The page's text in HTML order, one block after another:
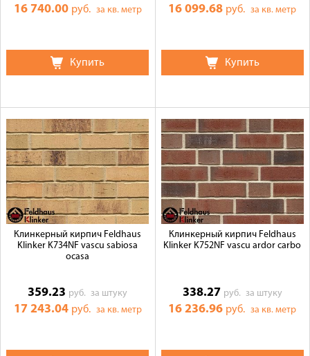
16 740.00 руб. за кв. метр
Купить
16 099.68 руб.за кв. метр
Купить
Клинкерный кирпич Feldhaus
Klinker K734NF vascu sabiosa
ocasa
359.23 руб.за штуку
17 243.04 руб. за кв. метр
Клинкерный кирпич Feldhaus
Klinker K752NF vascu ardor carbo
338.27 руб. за штуку
16 236.96 руб.за кв. метр